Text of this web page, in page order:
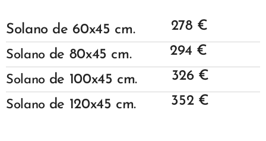
Solano de 60x45 cm. 278 €
Solano de 80x45 cm. 294 €
Solano de 100x45 cm. 326 €
Solano de 120x45 cm. 352 €